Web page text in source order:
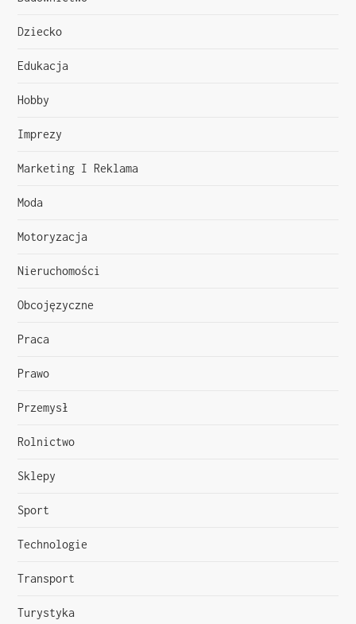
c
j
a
w
p
i
s
u
Dziecko
Edukacja
Hobby
Imprezy
Marketing I Reklama
Moda
Motoryzacja
Nieruchomości
Obcojęzyczne
Praca
Prawo
Przemysł
Rolnictwo
Sklepy
Sport
Technologie
Transport
Turystyka